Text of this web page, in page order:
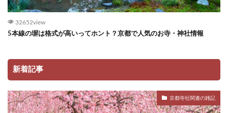
32652view
5本線の塀は格式が高いってホント？京都で人気のお寺・神社情報
新着記事
京都寺社関連の雑記